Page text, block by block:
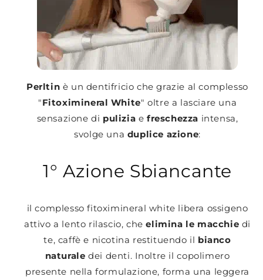
Perltin è un dentifricio che grazie al complesso
"Fitoximineral White" oltre a lasciare una
sensazione di pulizia e freschezza intensa,
svolge una duplice azione:
1° Azione Sbiancante
il complesso fitoximineral white libera ossigeno
attivo a lento rilascio, cheelimina le macchie di
te, caffè e nicotina restituendo il bianco
naturale dei denti. Inoltre il copolimero
presente nella formulazione, forma una leggera